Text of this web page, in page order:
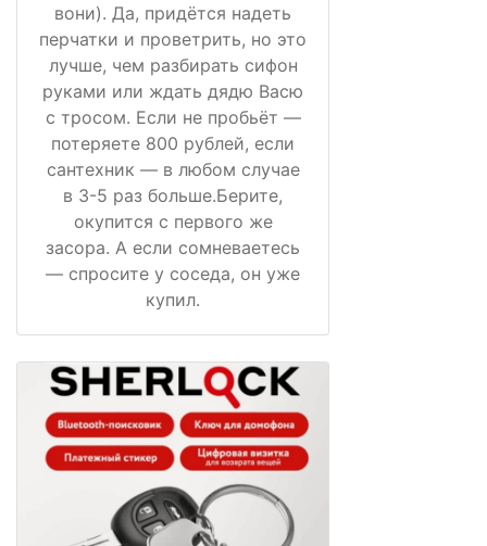
вони). Да, придётся надеть
перчатки и проветрить, но это
лучше, чем разбирать сифон
руками или ждать дядю Васю
с тросом. Если не пробьёт —
потеряете 800 рублей, если
сантехник — в любом случае
в 3-5 раз больше.Берите,
окупится с первого же
засора. А если сомневаетесь
— спросите у соседа, он уже
купил.